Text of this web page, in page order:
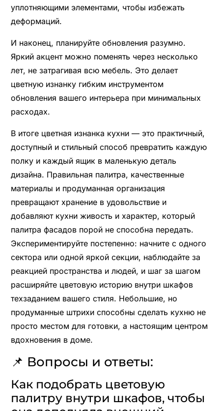
уплотняющими элементами, чтобы избежать
деформаций.
И наконец, планируйте обновления разумно.
Яркий акцент можно поменять через несколько
лет, не затрагивая всю мебель. Это делает
цветную изнанку гибким инструментом
обновления вашего интерьера при минимальных
расходах.
В итоге цветная изнанка кухни — это практичный,
доступный и стильный способ превратить каждую
полку и каждый ящик в маленькую деталь
дизайна. Правильная палитра, качественные
материалы и продуманная организация
превращают хранение в удовольствие и
добавляют кухни живость и характер, который
палитра фасадов порой не способна передать.
Экспериментируйте постепенно: начните с одного
сектора или одной яркой секции, наблюдайте за
реакцией пространства и людей, и шаг за шагом
расширяйте цветовую историю внутри шкафов
техзаданием вашего стиля. Небольшие, но
продуманные штрихи способны сделать кухню не
просто местом для готовки, а настоящим центром
вдохновения в доме.
📌 Вопросы и ответы:
Как подобрать цветовую
палитру внутри шкафов, чтобы